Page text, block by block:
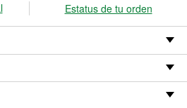
Estatus de tu orden